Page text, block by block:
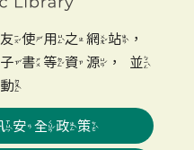
使用之網站，
書等資源，並
安全政策